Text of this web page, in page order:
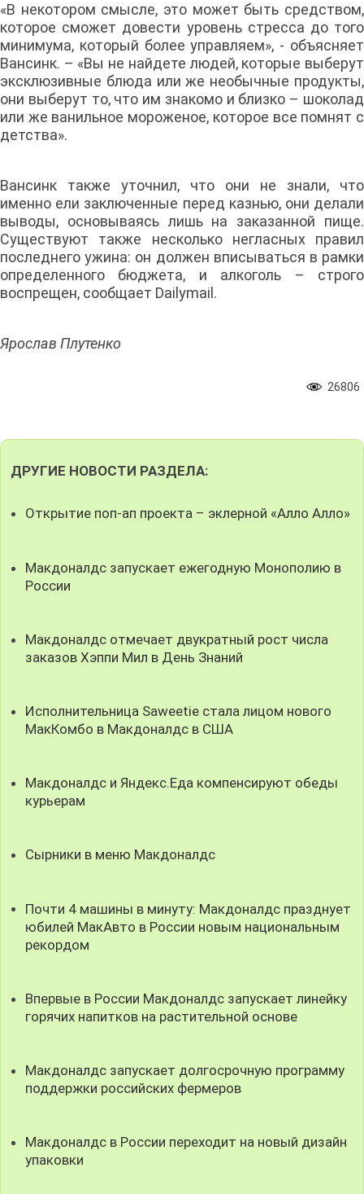
«В некотором смысле, это может быть средством,
которое сможет довести уровень стресса до того
минимума, который более управляем», - объясняет
Вансинк. – «Вы не найдете людей, которые выберут
эксклюзивные блюда или же необычные продукты,
они выберут то, что им знакомо и близко – шоколад
или же ванильное мороженое, которое все помнят с
детства».
Вансинк также уточнил, что они не знали, что
именно ели заключенные перед казнью, они делали
выводы, основываясь лишь на заказанной пище.
Существуют также несколько негласных правил
последнего ужина: он должен вписываться в рамки
определенного бюджета, и алкоголь – строго
воспрещен, сообщает Dailymail.
Ярослав Плутенко
26806
ДРУГИЕ НОВОСТИ РАЗДЕЛА:
Открытие поп-ап проекта – эклерной «Алло Алло»
Макдоналдс запускает ежегодную Монополию в
России
Макдоналдс отмечает двукратный рост числа
заказов Хэппи Мил в День Знаний
Исполнительница Saweetie стала лицом нового
МакКомбо в Макдоналдс в США
Макдоналдс и Яндекс.Еда компенсируют обеды
курьерам
Сырники в меню Макдоналдс
Почти 4 машины в минуту: Макдоналдс празднует
юбилей МакАвто в России новым национальным
рекордом
Впервые в России Макдоналдс запускает линейку
горячих напитков на растительной основе
Макдоналдс запускает долгосрочную программу
поддержки российских фермеров
Макдоналдс в России переходит на новый дизайн
упаковки